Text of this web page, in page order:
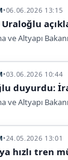
•06.06.2026 13:15
Uraloğlu
ve Altyapı
•03.06.2026 10:44
duyurdu:
ve Altyapı
•24.05.2026 13:01
hızlı tren